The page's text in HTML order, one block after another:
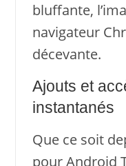
bluffante,
navigateur
décevante.
Ajouts et
instantanés
Que ce soit
pour Android